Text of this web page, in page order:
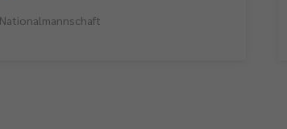
Nationalmannschaft